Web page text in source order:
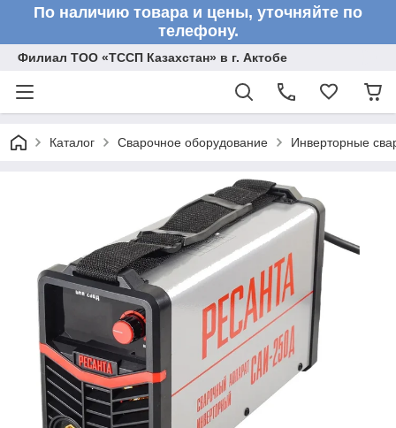
По наличию товара и цены, уточняйте по
телефону.
Филиал ТОО «ТССП Казахстан» в г. Актобе
Каталог Сварочное оборудование Инверторные